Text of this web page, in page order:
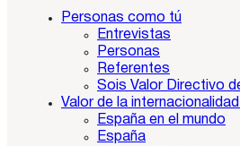
Personas como tú
Entrevistas
Personas
Referentes
Sois Valor Directivo
Valor de la
España en el mundo
España